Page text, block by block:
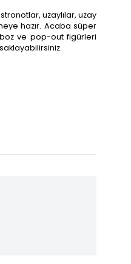
uzaylılar, uzay
hazır. Acaba süper
ve pop-out figürleri